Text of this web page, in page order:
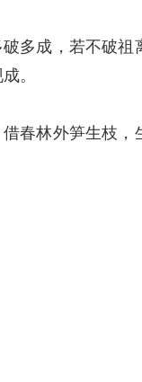
多成，若不破
。
春林外笋生枝